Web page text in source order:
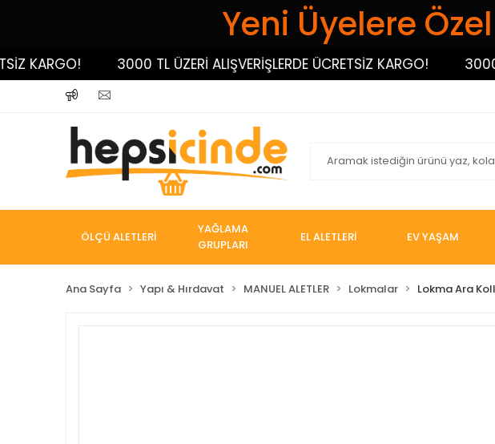
Yeni Üyelere
3000 TL ÜZERİ ALIŞVERİŞLERDE ÜCRETSİZ KARGO! 3000 TL
ÖLÇÜ ALETLERİ
YAĞLAMA
GRUPLARI
EL ALETLERİ EV YAŞAM
Ana Sayfa Yapı & Hırdavat MANUEL ALETLER Lokmalar Lokma Ara